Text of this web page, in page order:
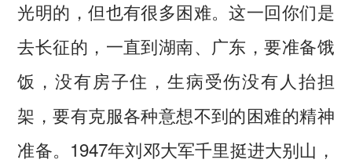
光明的，但也有很多困难。这一回你们是
去长征的，一直到湖南、广东，要准备饿
饭，没有房子住，生病受伤没有人抬担
架，要有克服各种意想不到的困难的精神
准备。1947年刘邓大军千里挺进大别山，